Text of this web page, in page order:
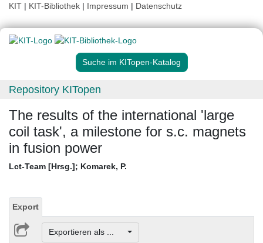
KIT | KIT-Bibliothek | Impressum | Datenschutz
Suche im KITopen-Katalog
Repository KITopen
The results of the international 'large
coil task', a milestone for s.c. magnets
in fusion power
Lct-Team [Hrsg.]; Komarek, P.
Export
Exportieren als ...